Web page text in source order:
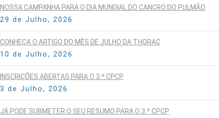
NOSSA CAMPANHA PARA O DIA MUNDIAL DO CANCRO DO PULMÃO
29 de Julho, 2026
CONHEÇA O ARTIGO DO MÊS DE JULHO DA THORAC
10 de Julho, 2026
INSCRIÇÕES ABERTAS PARA O 3.º CPCP
3 de Julho, 2026
JÁ PODE SUBMETER O SEU RESUMO PARA O 3.º CPCP